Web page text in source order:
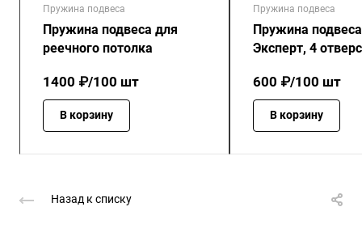
Пружина подвеса
Пружина подвеса для
реечного потолка
1400 ₽/100 шт
В корзину
Пружина подвеса
Пружина подвеса
Эксперт, 4
600 ₽/100 шт
В корзину
Назад к списку